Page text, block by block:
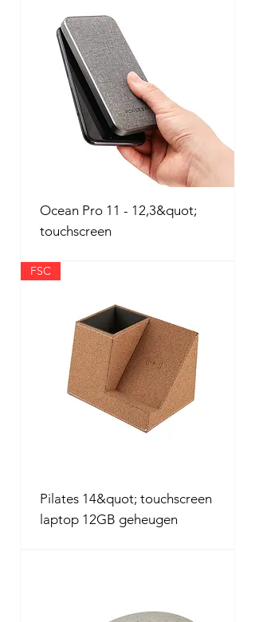
Ocean Pro 11 - 12,3&quot;
touchscreen
FSC
Pilates 14&quot; touchscreen
laptop 12GB geheugen